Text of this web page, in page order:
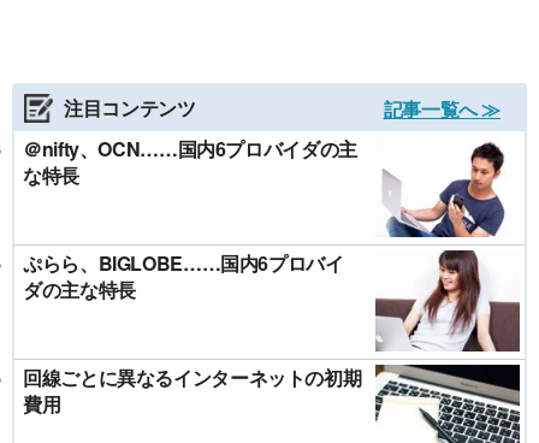
注目コンテンツ
記事一覧へ ≫
＠nifty、OCN……国内6プロバイダの主
な特長
ぷらら、BIGLOBE……国内6プロバイ
ダの主な特長
回線ごとに異なるインターネットの初期
費用